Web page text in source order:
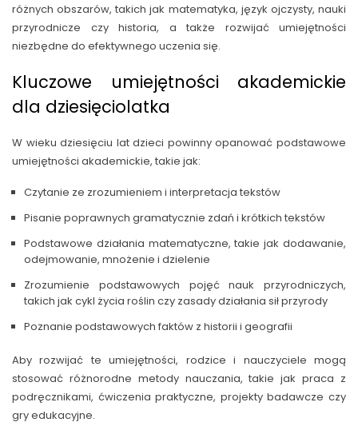
różnych obszarów, takich jak matematyka, język ojczysty, nauki
przyrodnicze czy historia, a także rozwijać umiejętności
niezbędne do efektywnego uczenia się.
Kluczowe umiejętności akademickie
dla dziesięciolatka
W wieku dziesięciu lat dzieci powinny opanować podstawowe
umiejętności akademickie, takie jak:
Czytanie ze zrozumieniem i interpretacja tekstów
Pisanie poprawnych gramatycznie zdań i krótkich tekstów
Podstawowe działania matematyczne, takie jak dodawanie,
odejmowanie, mnożenie i dzielenie
Zrozumienie podstawowych pojęć nauk przyrodniczych,
takich jak cykl życia roślin czy zasady działania sił przyrody
Poznanie podstawowych faktów z historii i geografii
Aby rozwijać te umiejętności, rodzice i nauczyciele mogą
stosować różnorodne metody nauczania, takie jak praca z
podręcznikami, ćwiczenia praktyczne, projekty badawcze czy
gry edukacyjne.